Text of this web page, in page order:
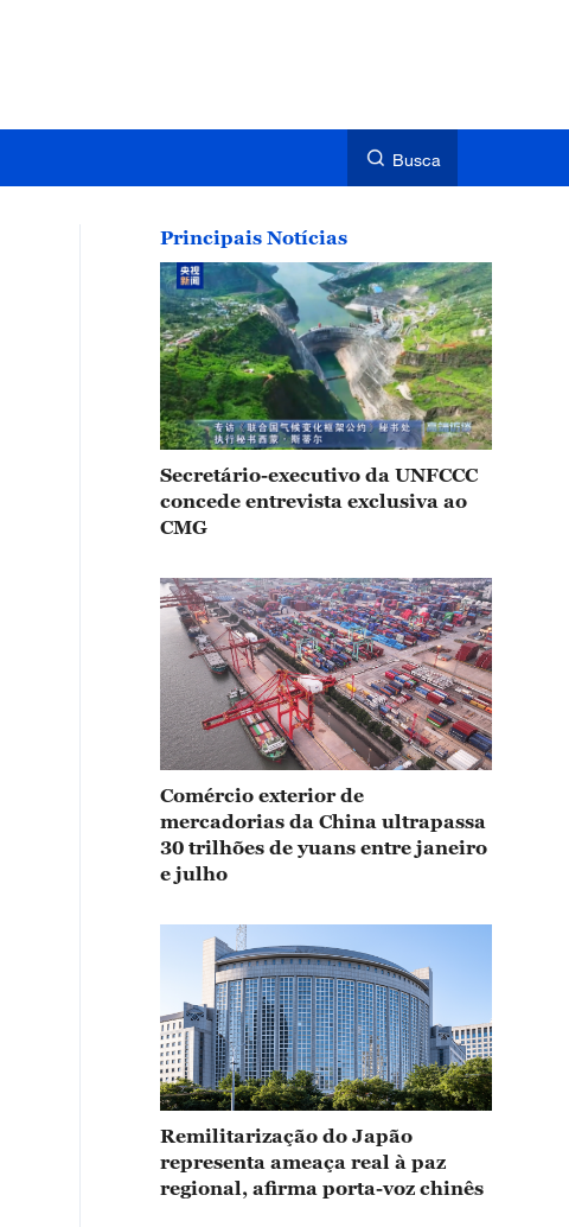
Busca
Principais Notícias
Secretário-executivo da UNFCCC
concede entrevista exclusiva ao
CMG
Comércio exterior de
mercadorias da China ultrapassa
30 trilhões de yuans entre janeiro
e julho
Remilitarização do Japão
representa ameaça real à paz
regional, afirma porta-voz chinês